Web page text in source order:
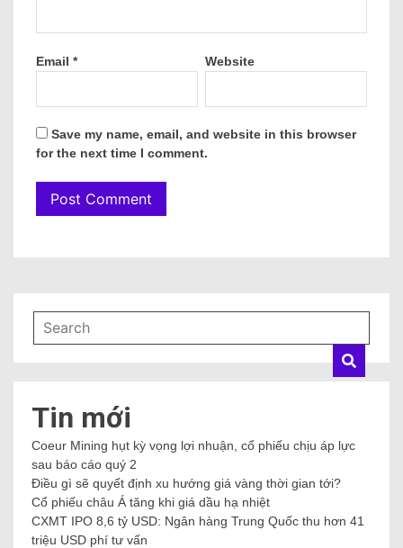
Email * Website
Save my name, email, and website in this browser
for the next time I comment.
Tin mới
Coeur Mining hụt kỳ vọng lợi nhuận, cổ phiếu chịu áp lực
sau báo cáo quý 2
Điều gì sẽ quyết định xu hướng giá vàng thời gian tới?
Cổ phiếu châu Á tăng khi giá dầu hạ nhiệt
CXMT IPO 8,6 tỷ USD: Ngân hàng Trung Quốc thu hơn 41
triệu USD phí tư vấn